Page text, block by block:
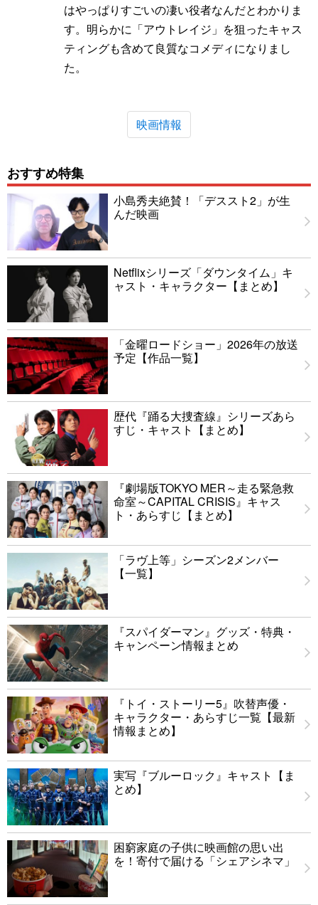
はやっぱりすごいの凄い役者なんだとわかりま
す。明らかに「アウトレイジ」を狙ったキャス
ティングも含めて良質なコメディになりまし
た。
映画情報
おすすめ特集
小島秀夫絶賛！「デススト2」が生
んだ映画
Netflixシリーズ「ダウンタイム」キ
ャスト・キャラクター【まとめ】
「金曜ロードショー」2026年の放送
予定【作品一覧】
歴代『踊る大捜査線』シリーズあら
すじ・キャスト【まとめ】
『劇場版TOKYO MER～走る緊急救
命室～CAPITAL CRISIS』キャス
ト・あらすじ【まとめ】
「ラヴ上等」シーズン2メンバー
【一覧】
『スパイダーマン』グッズ・特典・
キャンペーン情報まとめ
『トイ・ストーリー5』吹替声優・
キャラクター・あらすじ一覧【最新
情報まとめ】
実写『ブルーロック』キャスト【ま
とめ】
困窮家庭の子供に映画館の思い出
を！寄付で届ける「シェアシネマ」